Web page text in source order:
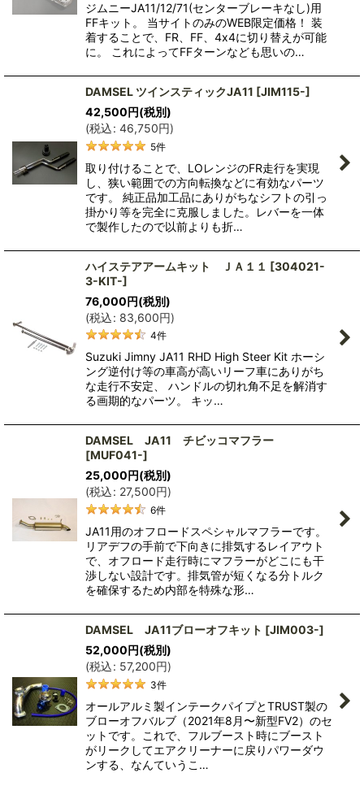
ジムニーJA11/12/71(センターブレーキなし)用
FFキット。 当サイトのみのWEB限定価格！ 装
着することで、FR、FF、4x4に切り替えが可能
に。 これによってFFターンなども思いの…
DAMSEL ツインスティックJA11 [JIM115-]
42,500円(税別)
(税込: 46,750円)
5件
取り付けることで、LOレンジのFR走行を実現
し、狭い範囲での方向転換などに有効なパーツ
です。 純正品加工品にありがちなシフトの引っ
掛かり等を完全に克服しました。レバーを一体
で製作したので以前よりも折…
ハイステアアームキット ＪＡ１１ [304021-
3-KIT-]
76,000円(税別)
(税込: 83,600円)
4件
Suzuki Jimny JA11 RHD High Steer Kit ホーシ
ング逆付け等の車高が高いリーフ車にありがち
な走行不安定、 ハンドルの切れ角不足を解消す
る画期的なパーツ。 キッ…
DAMSEL JA11 チビッコマフラー
[MUF041-]
25,000円(税別)
(税込: 27,500円)
6件
JA11用のオフロードスペシャルマフラーです。
リアデフの手前で下向きに排気するレイアウト
で、オフロード走行時にマフラーがどこにも干
渉しない設計です。排気管が短くなる分トルク
を確保するため内部を特殊な形…
DAMSEL JA11ブローオフキット [JIM003-]
52,000円(税別)
(税込: 57,200円)
3件
オールアルミ製インテークパイプとTRUST製の
ブローオフバルブ（2021年8月〜新型FV2）のセ
ットです。これで、フルブースト時にブースト
がリークしてエアクリーナーに戻りパワーダウ
ンする、なんていうこ…